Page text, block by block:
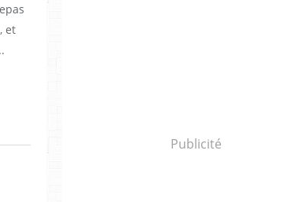
et
Publicité